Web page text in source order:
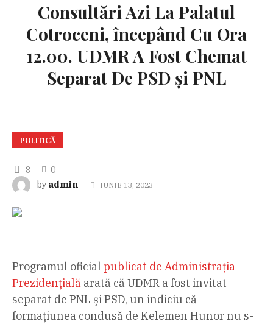
Consultări Azi La Palatul
Cotroceni, începând Cu Ora
12.00. UDMR A Fost Chemat
Separat De PSD şi PNL
POLITICĂ
8
0
by admin IUNIE 13, 2023
Programul oficial publicat de Administrația
Prezidențială arată că UDMR a fost invitat
separat de PNL şi PSD, un indiciu că
formațiunea condusă de Kelemen Hunor nu s-